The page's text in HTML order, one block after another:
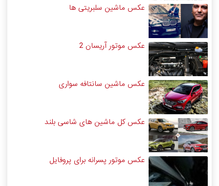
عکس ماشین سلبریتی ها
عکس موتور آریسان 2
عکس ماشین سانتافه سواری
عکس کل ماشین های شاسی بلند
عکس موتور پسرانه برای پروفایل